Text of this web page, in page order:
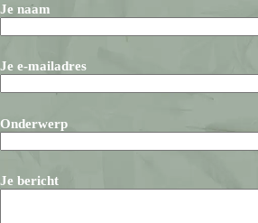
Je naam
Je e-mailadres
Onderwerp
Je bericht